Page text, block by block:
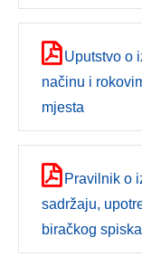
Uputstvo o
načinu i
mjesta
Pravilnik o
sadržaju,
biračkog spiska